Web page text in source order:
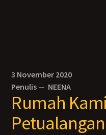
3 November 2020
Penulis — NEENA
Rumah